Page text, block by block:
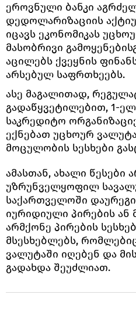
ეროვნული ბანკი
დედოლარიზაციის
იცავს ეკონომიკას
მასობრივი
აცილებს ქვეყნის
არსებულ საფრთხეებს.
ასე მაგალითად,
გადაწყვეტილებით, 1-
საკრედიტო
ექნებათ უცხოურ
მოცულობის სესხები
ამასთან, ახალი წესები
უზრუნველყოფილ
საქართველოში
იურიდიული პირების ან
არმქონე პირების
მსესხებლებს,
ვალუტაში იღებენ და
გადახდა შეუძლიათ.